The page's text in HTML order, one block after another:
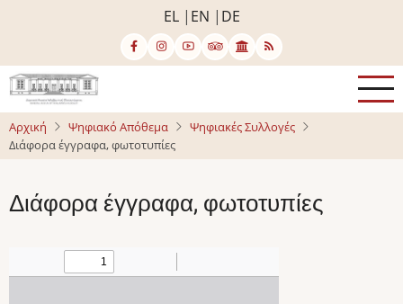
κυρίως
περιεχόμενο
EL EN DE
Αρχική Ψηφιακό Απόθεμα
Ψηφιακές Συλλογές
Διάφορα έγγραφα, φωτοτυπίες
Διάφορα έγγραφα, φωτοτυπίες